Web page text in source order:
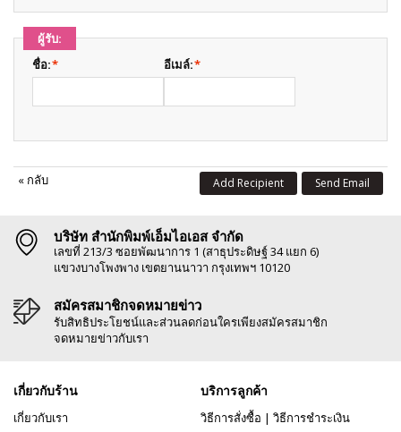
ผู้รับ:
*
ชื่อ: *
อีเมล์:
« กลับ Send Email
Add Recipient
บริษัท สำนักพิมพ์เอ็มไอเอส จำกัด
เลขที่ 213/3 ซอยพัฒนาการ 1 (สาธุประดิษฐ์ 34 แยก 6)
แขวงบางโพงพาง เขตยานนาวา กรุงเทพฯ 10120
สมัครสมาชิกจดหมายข่าว
รับสิทธิประโยชน์และส่วนลดก่อนใครเพียงสมัครสมาชิก
จดหมายข่าวกับเรา
เกี่ยวกับร้าน
เกี่ยวกับเรา
บริการลูกค้า
วิธีการสั่งซื้อ | วิธีการชำระเงิน